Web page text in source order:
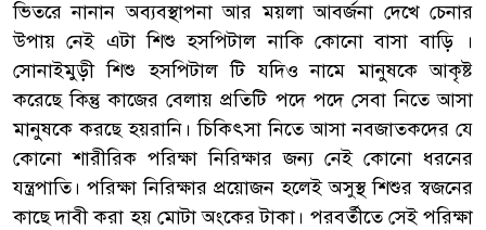
ভিতরে নানান অব্যবস্থাপনা আর ময়লা আবর্জনা দেখে চেনার
উপায় নেই এটা শিশু হসপিটাল নাকি কোনো বাসা বাড়ি ।
সোনাইমুড়ী শিশু হসপিটাল টি যদিও নামে মানুষকে আকৃষ্ট
করেছে কিন্তু কাজের বেলায় প্রতিটি পদে পদে সেবা নিতে আসা
মানুষকে করছে হয়রানি। চিকিৎসা নিতে আসা নবজাতকদের যে
কোনো শারীরিক পরিক্ষা নিরিক্ষার জন্য নেই কোনো ধরনের
যন্ত্রপাতি। পরিক্ষা নিরিক্ষার প্রয়োজন হলেই অসুস্থ শিশুর স্বজনের
কাছে দাবী করা হয় মোটা অংকের টাকা। পরবর্তীতে সেই পরিক্ষা